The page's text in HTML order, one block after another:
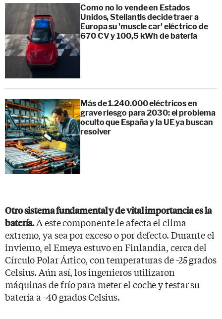
Como no lo vende en Estados
Unidos, Stellantis decide traer a
Europa su 'muscle car' eléctrico de
670 CV y 100,5 kWh de batería
Más de 1.240.000 eléctricos en
grave riesgo para 2030: el problema
oculto que España y la UE ya buscan
resolver
Otro sistema fundamental y de vital importancia es la
batería.A este componente le afecta el clima
extremo, ya sea por exceso o por defecto. Durante el
invierno, el Emeya estuvo en Finlandia, cerca del
Círculo Polar Ártico, con temperaturas de -25 grados
Celsius. Aún así, los ingenieros utilizaron
máquinas de frío para meter el coche y testar su
batería a -40 grados Celsius.